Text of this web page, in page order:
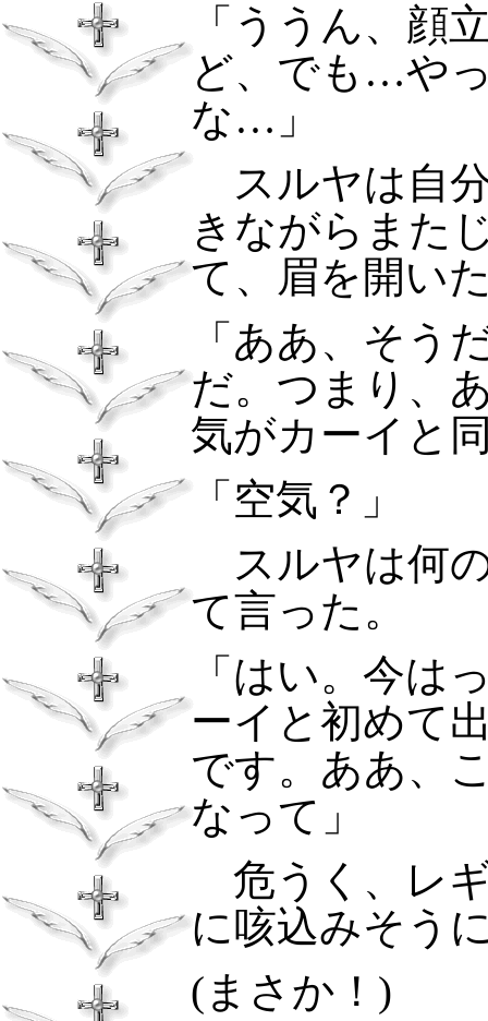
「ううん、顔
ど、でも…や
な…」
スルヤは自
きながらまた
て、眉を開い
「ああ、そう
だ。つまり、
気がカーイと
「空気？」
スルヤは何
て言った。
「はい。今は
ーイと初めて
です。ああ、
なって」
危うく、レ
に咳込みそ
(まさか！ )